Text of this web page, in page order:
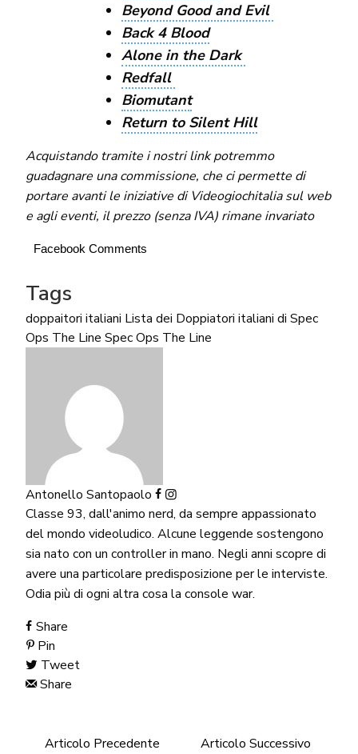
Beyond Good and Evil
Back 4 Blood
Alone in the Dark
Redfall
Biomutant
Return to Silent Hill
Acquistando tramite i nostri link potremmo
guadagnare una commissione, che ci permette di
portare avanti le iniziative di Videogiochitalia sul web
e agli eventi, il prezzo (senza IVA) rimane invariato
Facebook Comments
Tags
doppaitori italiani Lista dei Doppiatori italiani di Spec
Ops The Line Spec Ops The Line
Antonello Santopaolo
Classe 93, dall'animo nerd, da sempre appassionato
del mondo videoludico. Alcune leggende sostengono
sia nato con un controller in mano. Negli anni scopre di
avere una particolare predisposizione per le interviste.
Odia più di ogni altra cosa la console war.
Share
Pin
Tweet
Share
Articolo Precedente
Articolo Successivo